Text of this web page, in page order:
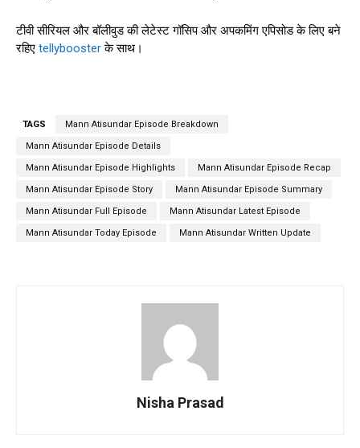
टीवी सीरियल और बॉलीवुड की लेटेस्ट गॉसिप और अपकमिंग एपिसोड के लिए बने
रहिए tellyboosterके साथ।
TAGS Mann Atisundar Episode Breakdown
Mann Atisundar Episode Details
Mann Atisundar Episode Highlights Mann Atisundar Episode Recap
Mann Atisundar Episode Story Mann Atisundar Episode Summary
Mann Atisundar Full Episode Mann Atisundar Latest Episode
Mann Atisundar Today Episode Mann Atisundar Written Update
Nisha Prasad